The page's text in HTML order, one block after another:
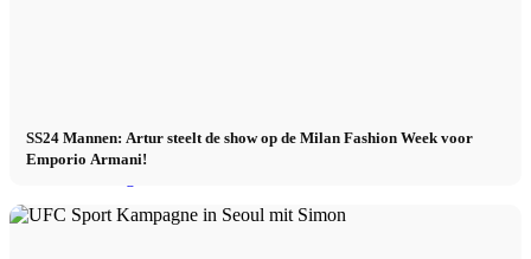
SS24 Mannen: Artur steelt de show op de Milan Fashion Week voor
Emporio Armani!